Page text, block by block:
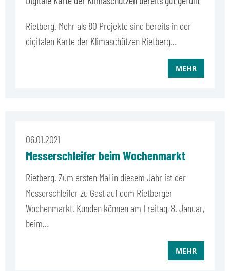
Rietberg. Mehr als 80 Projekte sind bereits in der
digitalen Karte der Klimaschützen Rietberg…
MEHR
06.01.2021
Messerschleifer beim Wochenmarkt
Rietberg. Zum ersten Mal in diesem Jahr ist der
Messerschleifer zu Gast auf dem Rietberger
Wochenmarkt. Kunden können am Freitag, 8. Januar,
beim…
MEHR